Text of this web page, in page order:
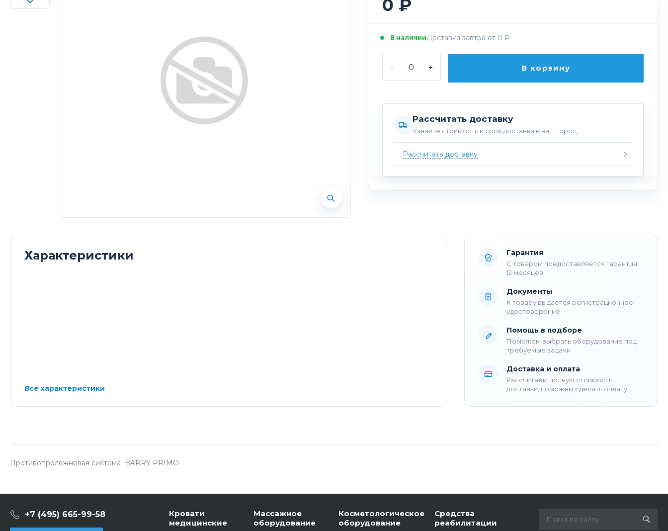
0 ₽
В наличииДоставка завтра от 0 ₽
- + В корзину
Рассчитать доставку
Узнайте стоимость и срок доставки в ваш город
Рассчитать доставку
Характеристики
Все характеристики
Гарантия
С товаром предоставляется гарантия
12 месяцев
Документы
К товару выдается регистрационное
удостоверение
Помощь в подборе
Поможем выбрать оборудование под
требуемые задачи
Доставка и оплата
Рассчитаем полную стоимость
доставки, поможем сделать оплату
Противопролежневая система BARRY PRIMO
+7 (495) 665-99-58
Кровати
медицинские
Массажное
оборудование
Косметологическое
оборудование
Средства
реабилитации